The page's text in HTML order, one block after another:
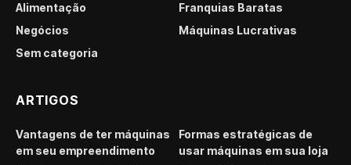
Alimentação
Franquias Baratas
Negócios
Máquinas Lucrativas
Sem categoria
ARTIGOS
Vantagens de ter máquinas
em seu empreendimento
Formas estratégicas de
usar máquinas em sua loja